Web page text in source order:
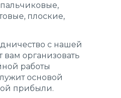
плоские,
с нашей
организовать
работы
основой
прибыли.